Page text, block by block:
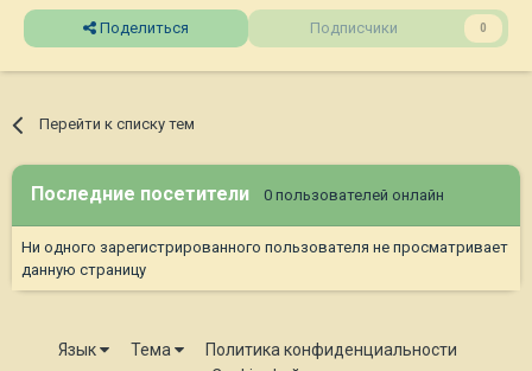
Поделиться Подписчики 0
Перейти к списку тем
Последние посетители 0 пользователей онлайн
Ни одного зарегистрированного пользователя не просматривает
данную страницу
Язык Тема
Политика конфиденциальности